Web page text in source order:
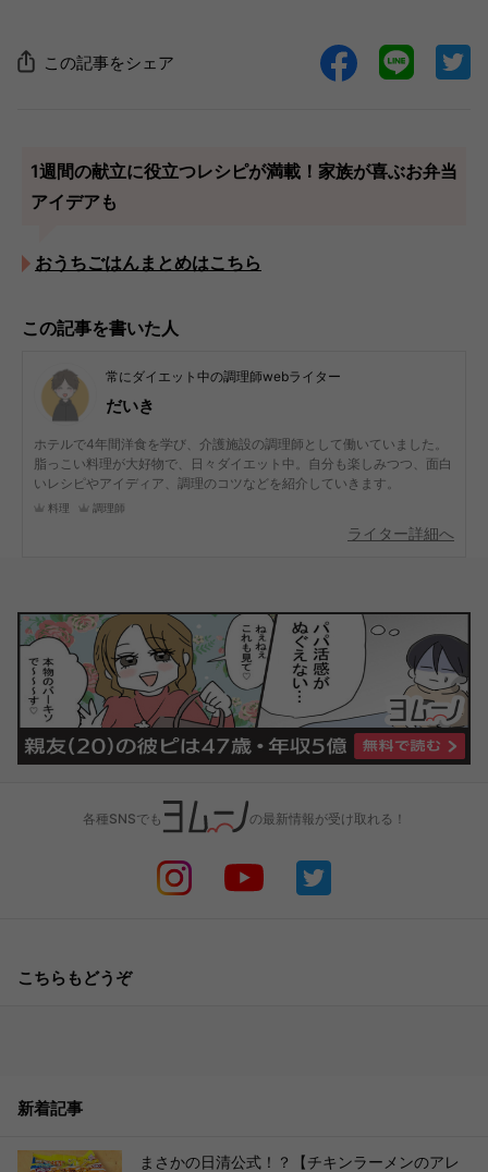
この記事をシェア
1週間の献立に役立つレシピが満載！家族が喜ぶお弁当
アイデアも
おうちごはんまとめはこちら
この記事を書いた人
常にダイエット中の調理師webライター
だいき
ホテルで4年間洋食を学び、介護施設の調理師として働いていました。
脂っこい料理が大好物で、日々ダイエット中。自分も楽しみつつ、面白
いレシピやアイディア、調理のコツなどを紹介していきます。
料理 調理師
ライター詳細へ
各種SNSでも の最新情報が受け取れる！
こちらもどうぞ
新着記事
まさかの日清公式！？【チキンラーメンのアレ